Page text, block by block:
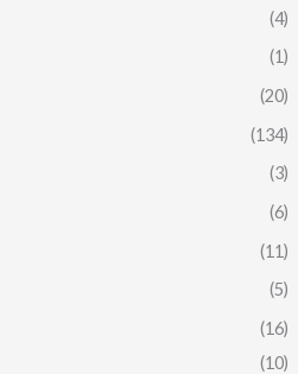
(4)
(1)
(20)
(134)
(3)
(6)
(11)
(5)
(16)
(10)